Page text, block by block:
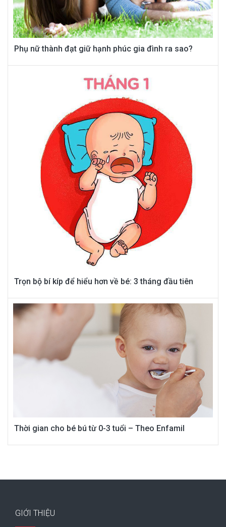
Phụ nữ thành đạt giữ hạnh phúc gia đình ra sao?
Trọn bộ bí kíp để hiểu hơn về bé: 3 tháng đầu tiên
Thời gian cho bé bú từ 0-3 tuổi – Theo Enfamil
GIỚI THIỆU